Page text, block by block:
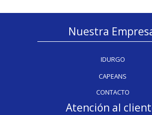
Nuestra
IDURGO
CAPEANS
CONTACTO
Atención al